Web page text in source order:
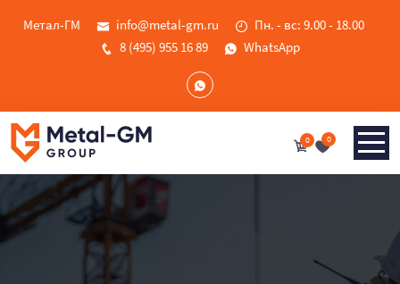
Метал-ГМ info@metal-gm.ru
Пн. - вс: 9.00 - 18.00
8 (495) 955 16 89
WhatsApp
0 0